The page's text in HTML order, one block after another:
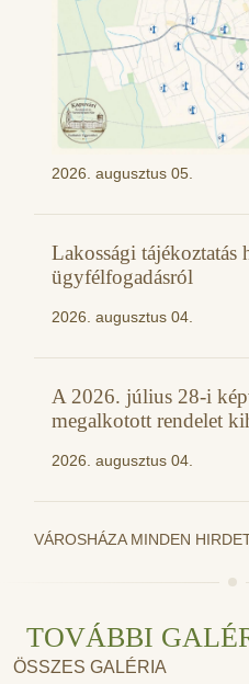
2026. augusztus 05.
Lakossági tájékoztatás
ügyfélfogadásról
2026. augusztus 04.
A 2026. július 28-i
megalkotott rendelet
2026. augusztus 04.
VÁROSHÁZA MINDEN
TOVÁBBI
ÖSSZES GALÉRIA